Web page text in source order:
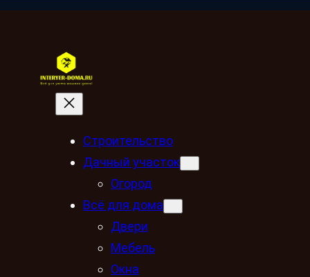
Строительство
Дачный участок
Огород
Всё для дома
Двери
Мебель
Окна